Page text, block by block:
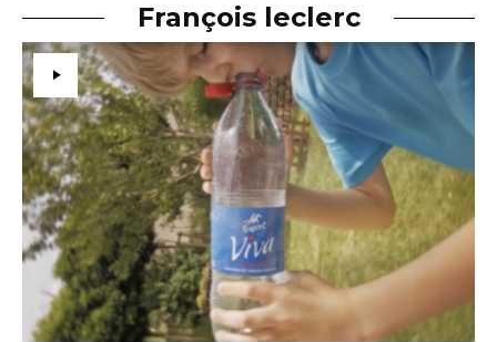
François leclerc